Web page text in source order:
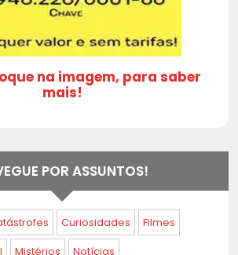
na imagem, para saber
mais!
POR ASSUNTOS!
Curiosidades Filmes
Mistérios Notícias